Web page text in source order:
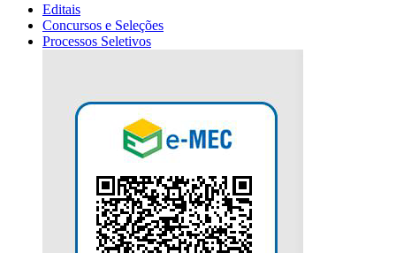
Editais
Concursos e Seleções
Processos Seletivos